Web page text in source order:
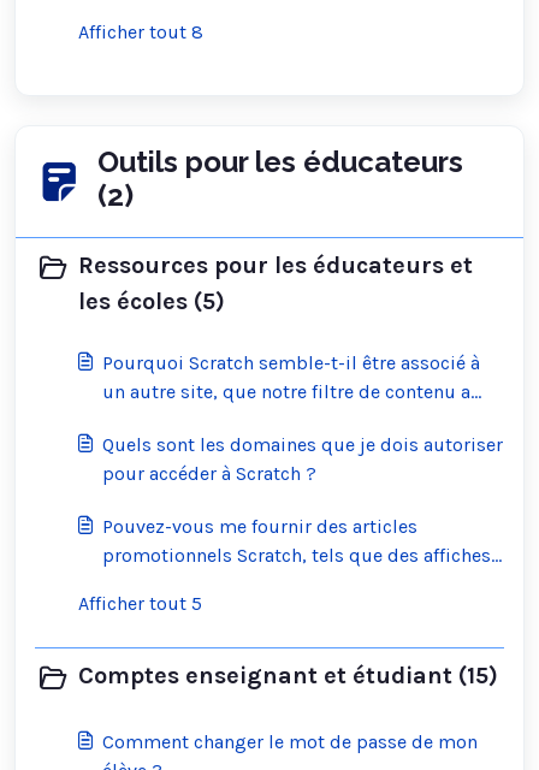
Afficher tout 8
Outils pour les éducateurs
(2)
Ressources pour les éducateurs et
les écoles (5)
Pourquoi Scratch semble-t-il être associé à
un autre site, que notre filtre de contenu a
Quels sont les domaines que je dois autoriser
pour accéder à Scratch ?
Pouvez-vous me fournir des articles
promotionnels Scratch, tels que des affiches,
événement ?
Afficher tout 5
Comptes enseignant et étudiant (15)
Comment changer le mot de passe de mon